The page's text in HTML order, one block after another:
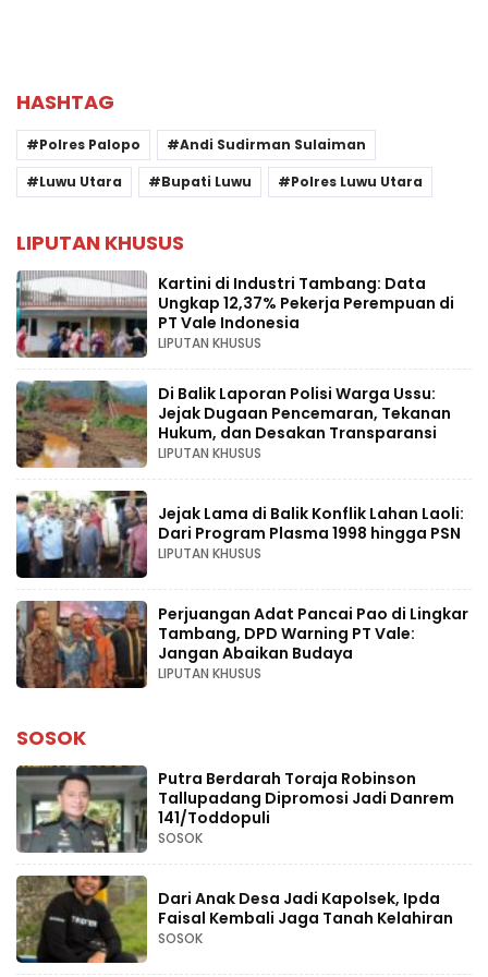
HASHTAG
Polres Palopo
Andi Sudirman Sulaiman
Luwu Utara
Bupati Luwu Polres Luwu Utara
LIPUTAN KHUSUS
Kartini di Industri Tambang: Data
Ungkap 12,37% Pekerja Perempuan di
PT Vale Indonesia
LIPUTAN KHUSUS
Di Balik Laporan Polisi Warga Ussu:
Jejak Dugaan Pencemaran, Tekanan
Hukum, dan Desakan Transparansi
LIPUTAN KHUSUS
Jejak Lama di Balik Konflik Lahan Laoli:
Dari Program Plasma 1998 hingga PSN
LIPUTAN KHUSUS
Perjuangan Adat Pancai Pao di Lingkar
Tambang, DPD Warning PT Vale:
Jangan Abaikan Budaya
LIPUTAN KHUSUS
SOSOK
Putra Berdarah Toraja Robinson
Tallupadang Dipromosi Jadi Danrem
141/Toddopuli
SOSOK
Dari Anak Desa Jadi Kapolsek, Ipda
Faisal Kembali Jaga Tanah Kelahiran
SOSOK